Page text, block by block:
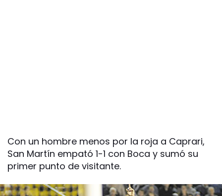
Con un hombre menos por la roja a Caprari,
San Martín empató 1-1 con Boca y sumó su
primer punto de visitante.